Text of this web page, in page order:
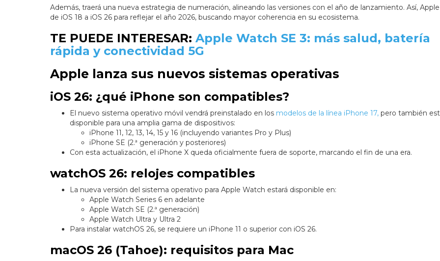
Además, traerá una nueva estrategia de numeración, alineando las versiones con el año de lanzamiento. Así,
de iOS 18 a iOS 26 para reflejar el año 2026, buscando mayor coherencia en su ecosistema.
TE PUEDE INTERESAR: Apple Watch SE 3: más salud, batería
rápida y conectividad 5G
Apple lanza sus nuevos sistemas operativas
iOS 26: ¿qué iPhone son compatibles?
El nuevo sistema operativo móvil vendrá preinstalado en los modelos de la línea iPhone 17, pero también
disponible para una amplia gama de dispositivos:
iPhone 11, 12, 13, 14, 15 y 16 (incluyendo variantes Pro y Plus)
iPhone SE (2.ª generación y posteriores)
Con esta actualización, el iPhone X queda oficialmente fuera de soporte, marcando el fin de una era.
watchOS 26: relojes compatibles
La nueva versión del sistema operativo para Apple Watch estará disponible en:
Apple Watch Series 6 en adelante
Apple Watch SE (2.ª generación)
Apple Watch Ultra y Ultra 2
Para instalar watchOS 26, se requiere un iPhone 11 o superior con iOS 26.
macOS 26 (Tahoe): requisitos para Mac